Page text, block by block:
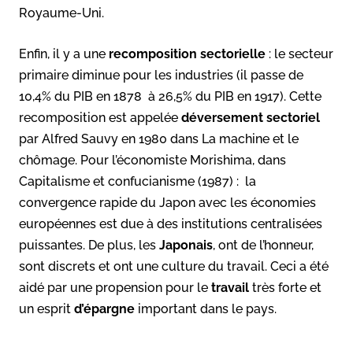
Royaume-Uni.
Enfin, il y a une recomposition sectorielle : le secteur
primaire diminue pour les industries (il passe de
10,4% du PIB en 1878 à 26,5% du PIB en 1917). Cette
recomposition est appelée déversement sectoriel
par Alfred Sauvy en 1980 dans La machine et le
chômage. Pour l’économiste Morishima, dans
Capitalisme et confucianisme (1987) : la
convergence rapide du Japon avec les économies
européennes est due à des institutions centralisées
puissantes. De plus, les Japonais, ont de l’honneur,
sont discrets et ont une culture du travail. Ceci a été
aidé par une propension pour le travail très forte et
un esprit d’épargne important dans le pays.